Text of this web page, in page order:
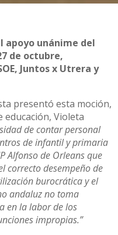
apoyo unánime del
de octubre,
Juntos x Utrera y
presentó esta moción,
educación, Violeta
de contar personal
de infantil y primaria
Alfonso de Orleans que
correcto desempeño de
burocrática y el
andaluz no toma
en la labor de los
impropias.”